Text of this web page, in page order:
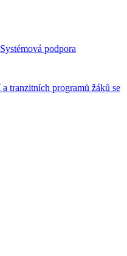
podpora
tranzitních programů žáků se